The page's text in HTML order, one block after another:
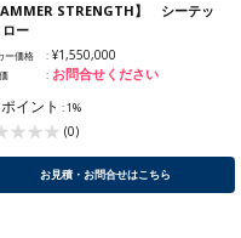
STRENGTH】 シーテッ
ロー
ー価格 ¥1,550,000
お問合せください
ポイント : 1%
(0)
お見積・お問合せはこちら